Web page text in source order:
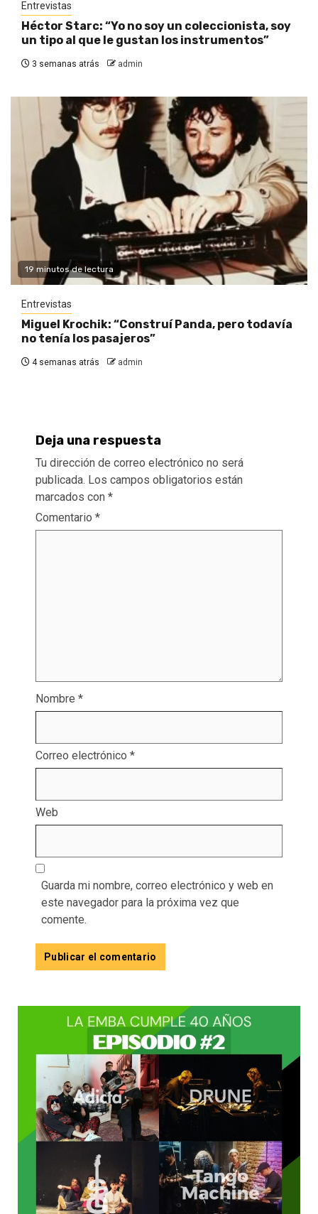
Entrevistas
Héctor Starc: “Yo no soy un coleccionista, soy
un tipo al que le gustan los instrumentos”
3 semanas atrás admin
19 minutos de lectura
Entrevistas
Miguel Krochik: “Construí Panda, pero todavía
no tenía los pasajeros”
4 semanas atrás admin
Deja una respuesta
Tu dirección de correo electrónico no será
publicada. Los campos obligatorios están
marcados con *
Comentario *
Nombre *
Correo electrónico *
Web
Guarda mi nombre, correo electrónico y web en
este navegador para la próxima vez que
comente.